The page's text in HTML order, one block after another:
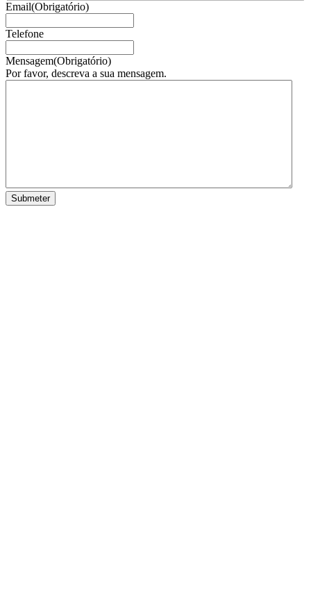
Email(Obrigatório)
Telefone
Mensagem(Obrigatório)
Por favor, descreva a sua mensagem.